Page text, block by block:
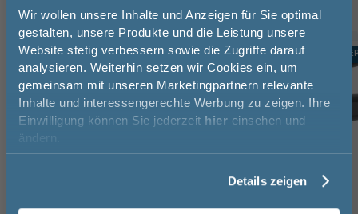
Wir wollen unsere Inhalte und Anzeigen für Sie optimal
gestalten, unsere Produkte und die Leistung unsere
Website stetig verbessern sowie die Zugriffe darauf
analysieren. Weiterhin setzen wir Cookies ein, um
gemeinsam mit unseren Marketingpartnern relevante
Inhalte und interessengerechte Werbung zu zeigen. Ihre
Einwilligung können Sie jederzeit hier einsehen und
ändern.
Details zeigen
TOPSELLER -10%
Jetzt 50 € sparen!
Melde Sie sich hier zu unserem
Newsletter an und sparen Sie
50€* auf Ihre Bestellung!